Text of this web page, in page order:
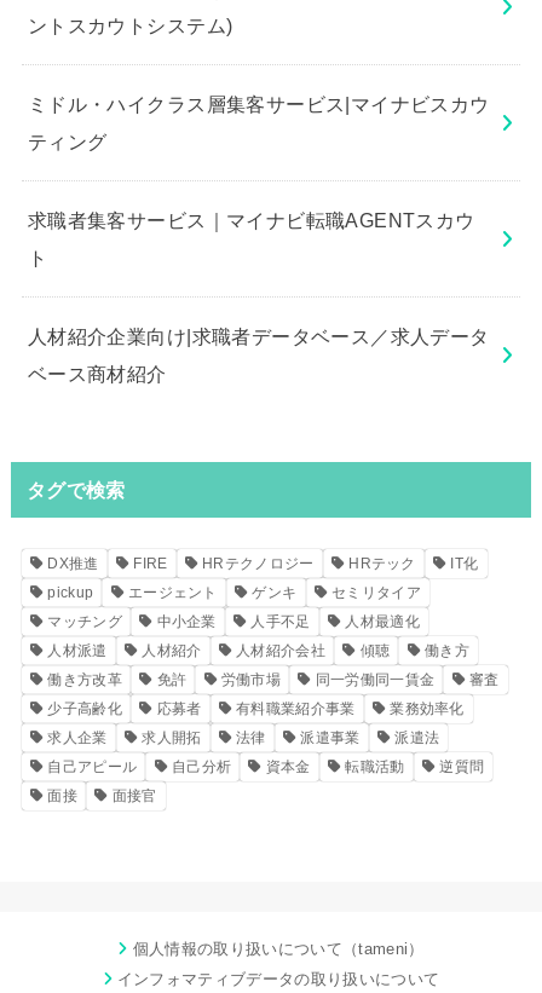
ントスカウトシステム)
ミドル・ハイクラス層集客サービス|マイナビスカウ
ティング
求職者集客サービス｜マイナビ転職AGENTスカウ
ト
人材紹介企業向け|求職者データベース／求人データ
ベース商材紹介
タグで検索
DX推進 FIRE HRテクノロジー HRテック
IT化
pickup
エージェント ゲンキ
セミリタイア
マッチング
中小企業 人手不足
人材最適化
人材派遣
人材紹介 人材紹介会社 傾聴
働き方
働き方改革
免許 労働市場 同一労働同一賃金
審査
少子高齢化
応募者 有料職業紹介事業
業務効率化
求人企業
求人開拓 法律 派遣事業
派遣法
自己アピール
自己分析 資本金 転職活動
逆質問
面接
面接官
個人情報の取り扱いについて（tameni）
インフォマティブデータの取り扱いについて